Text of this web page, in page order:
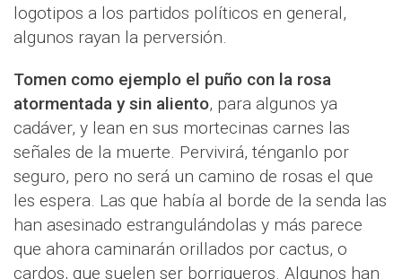
logotipos a los partidos políticos en general,
algunos rayan la perversión.
Tomen como ejemplo el puño con la rosa
atormentada y sin aliento, para algunos ya
cadáver, y lean en sus mortecinas carnes las
señales de la muerte. Pervivirá, ténganlo por
seguro, pero no será un camino de rosas el que
les espera. Las que había al borde de la senda las
han asesinado estrangulándolas y más parece
que ahora caminarán orillados por cactus, o
cardos, que suelen ser borriqueros. Algunos han